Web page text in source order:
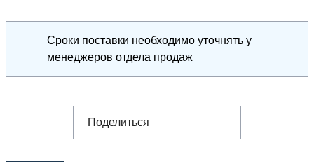
Сроки поставки необходимо уточнять у
менеджеров отдела продаж
Поделиться